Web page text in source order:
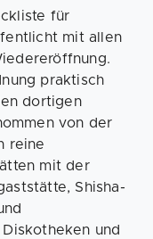
für
mit allen
praktisch
dortigen
von der
reine
mit der
Shisha-
und